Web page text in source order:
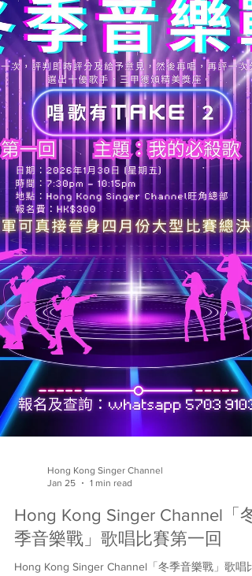
(Another Day of Sun) 季軍：何冠駒 (留低鎖匙) 第
名：陳詠恆 (星) 第五名：王志秀 (流浪記) 第六名：
萬皓榮 (東邪) 飛躍獎：楊文慧 (心之科學) 飛躍獎：
張政邦 (來不及勇敢) 飛躍獎：譚永基 (隱形遊樂場)
飛躍獎：Tony Sum (野心) #冬季音樂戰 #歌唱比賽
「冬季音樂戰」第二回 冠軍：何冠駒 (自卑) 亞軍
吳少愛 (When I Was Your Man) 季軍：張詠詩 (犀
第四名：陳國華 (吻別 – 搖滾版) 第五名：張馥兒
(Try Everything) 第六名：王志秀 (你是
Hong Kong Singer Channel